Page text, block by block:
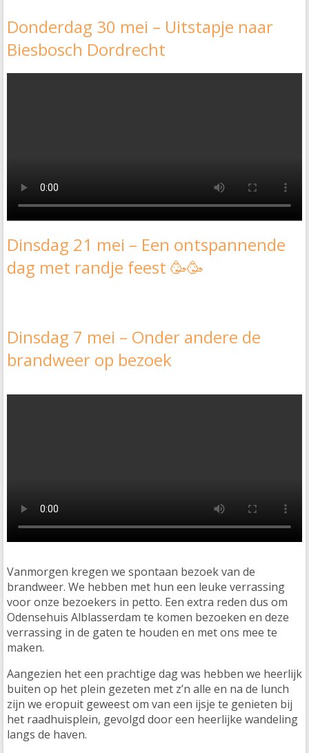
Donderdag 30 mei – Uitstapje naar
Biesbosch Dordrecht
Dinsdag 21 mei – Een ontspannende
dag met randje feest 🥳🥳
Dinsdag 7 mei – Onder andere de
brandweer op bezoek
Vanmorgen kregen we spontaan bezoek van de
brandweer. We hebben met hun een leuke verrassing
voor onze bezoekers in petto. Een extra reden dus om
Odensehuis Alblasserdam te komen bezoeken en deze
verrassing in de gaten te houden en met ons mee te
maken.
Aangezien het een prachtige dag was hebben we heerlijk
buiten op het plein gezeten met z’n alle en na de lunch
zijn we eropuit geweest om van een ijsje te genieten bij
het raadhuisplein, gevolgd door een heerlijke wandeling
langs de haven.